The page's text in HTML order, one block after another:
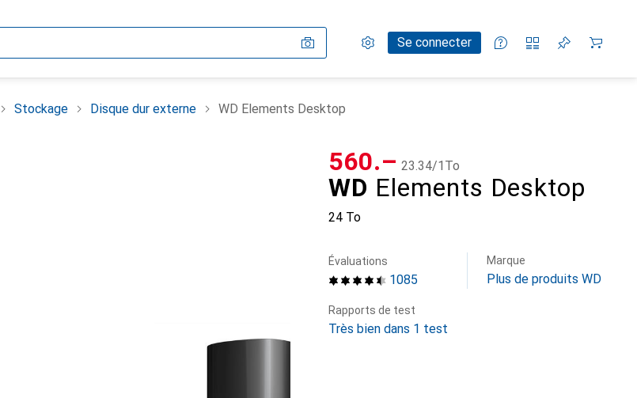
Paramètres
Compte clientSe connecter
Listes de comparaison
Listes d'envies
Panier
Stockage Disque dur externe WD Elements Desktop
WD Elements Desktop
24 To
CHF
560.– CHF
23.34/1To
1085
Évaluations Marque
Plus de produits WD
Rapports de test
Très bien dans 1 test